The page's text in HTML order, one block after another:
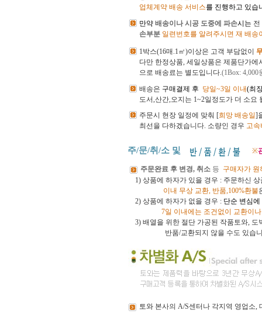
업체계약 배송 서비스를 진행하고 있습
만약 배송이나 시공 도중에 파손시는 전
손부분 일련번호를 알려주시면 재 배송
1박스(16매.1㎡)이상은 고객 부담없이
다만 한정상품, 세일상품은 제품단가에
으로 배송료는 별도입니다.(1Box: 4,000
배송은 구매결제 후 당일~3일 이내(최
도서,산간,오지는 1~2일정도가 더 소요
주문시 현장 일정에 맞춰 [희망 배송일]
최선을 다하겠습니다. 소량인 경우 고속
주/문/취/소 및 ※
주문완료 후 변경, 취소 등 구매자가 원
1) 상품에 하자가 있을 경우 : 주문하신
이내 무상 교환, 반품,100%환불
2) 상품에 하자가 없을 경우 : 단순 변심
7일 이내에는 조건없이 교환이
3) 배열을 위한 절단 가공된 작품토와,
반품/교환되지 않을 수도 있습
토와 본사의 A/S센터나 각지역 영업소,